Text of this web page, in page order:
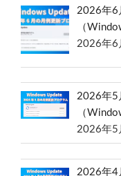
2026年6
（
2026年6
2026年5
（
2026年5
2026年4